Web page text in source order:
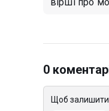
0
Щоб залишити